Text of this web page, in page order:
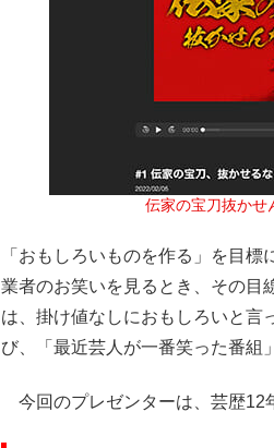
伝家の宝刀抜かせ
「おもしろいものを作る」を目
業者のお笑いを見るとき、その目
は、掛け値なしにおもしろいと言
び、「最近芸人が一番笑った番組
今回のプレゼンターは、芸歴12